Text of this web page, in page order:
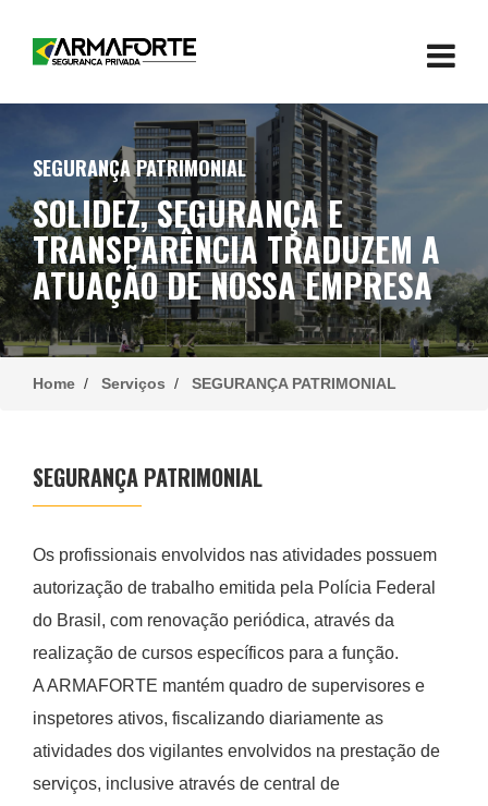
SEGURANÇA PATRIMONIAL
SOLIDEZ, SEGURANÇA E
TRANSPARÊNCIA TRADUZEM A
ATUAÇÃO DE NOSSA EMPRESA
Home / Serviços / SEGURANÇA PATRIMONIAL
SEGURANÇA PATRIMONIAL
Os profissionais envolvidos nas atividades possuem
autorização de trabalho emitida pela Polícia Federal
do Brasil, com renovação periódica, através da
realização de cursos específicos para a função.
A ARMAFORTE mantém quadro de supervisores e
inspetores ativos, fiscalizando diariamente as
atividades dos vigilantes envolvidos na prestação de
serviços, inclusive através de central de